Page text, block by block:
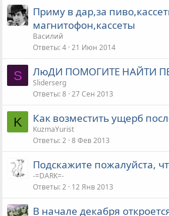
Приму в дар,за
магнитофон,кассеты
Василий
Ответы 4 21 Июн 2014
S ЛюДИ ПОМОГИТЕ НАЙТИ
Sliderserg
Ответы 8 27 Сен 2013
K Как возместить ущерб
KuzmaYurist
Ответы 2 8 Фев 2013
Подскажите пожалуйста,
-=DARK=-
Ответы 2 12 Янв 2013
В начале декабря